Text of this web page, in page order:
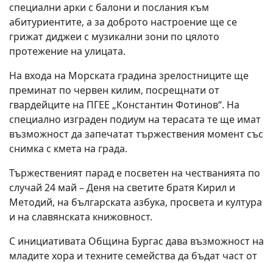
специални арки с балони и послания към
абитуриентите, а за доброто настроение ще се
грижат диджеи с музикални зони по цялото
протежение на улицата.
На входа на Морската градина зрелостниците ще
преминат по червен килим, посрещнати от
гвардейците на ПГЕЕ „Константин Фотинов“. На
специално изграден подиум на терасата те ще имат
възможност да запечатат тържествения момент със
снимка с кмета на града.
Тържественият парад е посветен на честванията по
случай 24 май – Деня на светите братя Кирил и
Методий, на българската азбука, просвета и култура
и на славянската книжовност.
С инициативата Община Бургас дава възможност на
младите хора и техните семейства да бъдат част от